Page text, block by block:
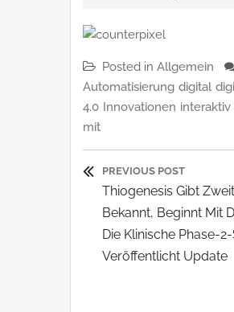
Posted in Allgemein
Automatisierung digital
4.0 Innovationen interaktiv
mit
PREVIOUS POST
Previous
Post:
Thiogenesis Gibt
Bekannt, Beginnt Mit
Die Klinische Phase-
Veröffentlicht Update